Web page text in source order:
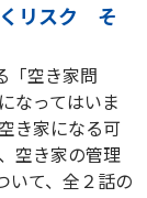
くリスク そ
「空き家問
なってはいま
き家になる可
空き家の管理
いて、全２話の